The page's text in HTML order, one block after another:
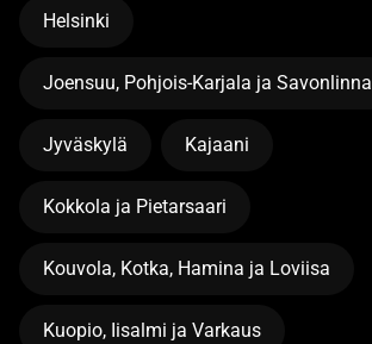
Helsinki
Joensuu, Pohjois-Karjala ja Savonlinna
Jyväskylä Kajaani
Kokkola ja Pietarsaari
Kouvola, Kotka, Hamina ja Loviisa
Kuopio, Iisalmi ja Varkaus